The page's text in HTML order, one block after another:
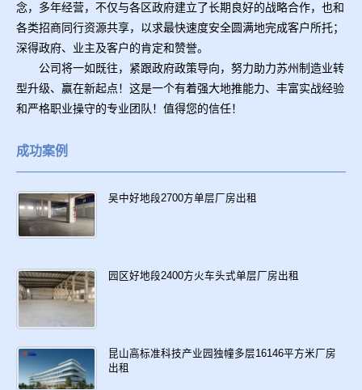
念，多年经营，不仅与各区政府建立了长期良好的战略合作，也和
各类招商同行资源共享，以求最快速度安全圆满地完成客户所托；
深得政府、业主及客户的肯定和赞誉。
公司将一如既往，紧跟政府政策导向，努力助力苏州制造业转
型升级、赢在新起点！这是一个有着强大地推能力、丰富实战经验
和严格职业操守的专业团队！值得您的信任！
成功案例
吴中好地段2700方单层厂房出租
园区好地段2400方火车头式单层厂房出租
昆山高标准科技产业园独幢多层16146平方米厂房
出租